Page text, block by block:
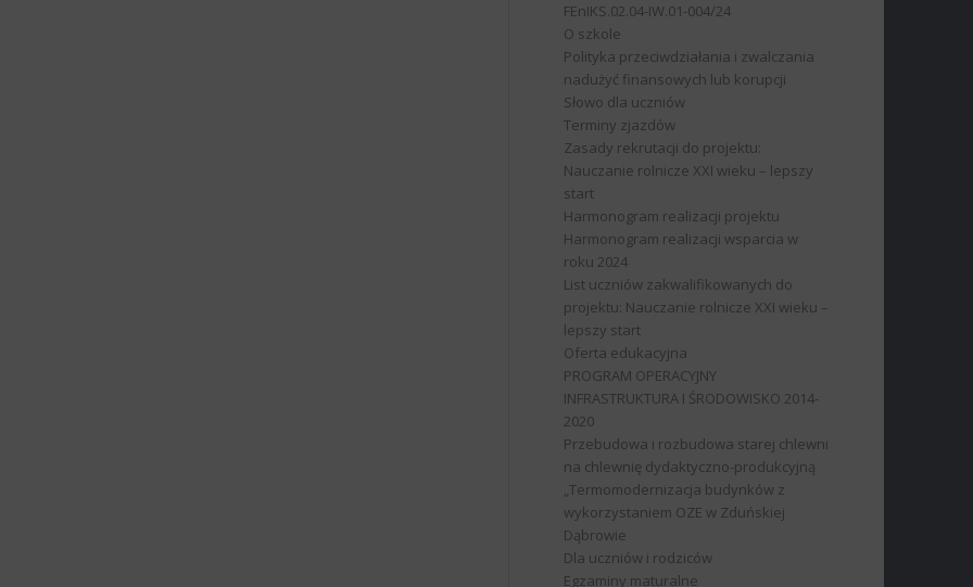
FEnIKS.02.04-IW.01-004/24
O szkole
Polityka przeciwdziałania i zwalczania
nadużyć finansowych lub korupcji
Słowo dla uczniów
Terminy zjazdów
Zasady rekrutacji do projektu:
Nauczanie rolnicze XXI wieku – lepszy
start
Harmonogram realizacji projektu
Harmonogram realizacji wsparcia w
roku 2024
List uczniów zakwalifikowanych do
projektu: Nauczanie rolnicze XXI wieku –
lepszy start
Oferta edukacyjna
PROGRAM OPERACYJNY
INFRASTRUKTURA I ŚRODOWISKO 2014-
2020
Przebudowa i rozbudowa starej chlewni
na chlewnię dydaktyczno-produkcyjną
„Termomodernizacja budynków z
wykorzystaniem OZE w Zduńskiej
Dąbrowie
Dla uczniów i rodziców
Egzaminy maturalne